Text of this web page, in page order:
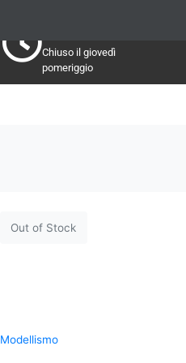
Chiuso il giovedì
pomeriggio
Out of Stock
Modellismo